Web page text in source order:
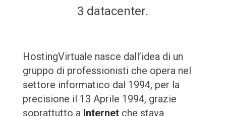
3 datacenter.
HostingVirtuale nasce dall’idea di un
gruppo di professionisti che opera nel
settore informatico dal 1994, per la
precisione il 13 Aprile 1994, grazie
soprattutto a Internet che stava